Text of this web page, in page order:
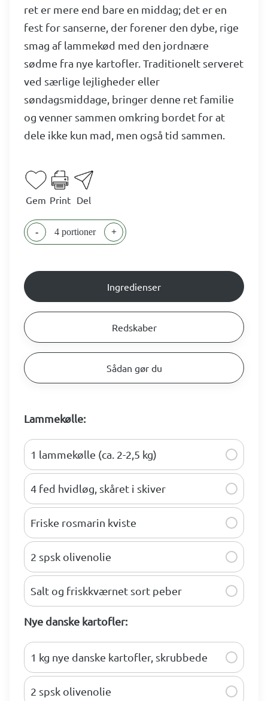
ret er mere end bare en middag; det er en
fest for sanserne, der forener den dybe, rige
smag af lammekød med den jordnære
sødme fra nye kartofler. Traditionelt serveret
ved særlige lejligheder eller
søndagsmiddage, bringer denne ret familie
og venner sammen omkring bordet for at
dele ikke kun mad, men også tid sammen.
Gem Print Del
- 4 portioner +
Ingredienser
Redskaber
Sådan gør du
Lammekølle:
1 lammekølle (ca. 2-2,5 kg)
4 fed hvidløg, skåret i skiver
Friske rosmarin kviste
2 spsk olivenolie
Salt og friskkværnet sort peber
Nye danske kartofler:
1 kg nye danske kartofler, skrubbede
2 spsk olivenolie